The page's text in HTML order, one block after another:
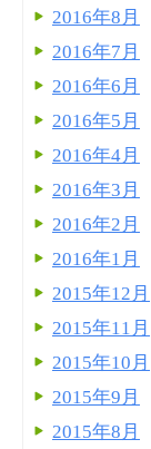
2016年8月
2016年7月
2016年6月
2016年5月
2016年4月
2016年3月
2016年2月
2016年1月
2015年12月
2015年11月
2015年10月
2015年9月
2015年8月